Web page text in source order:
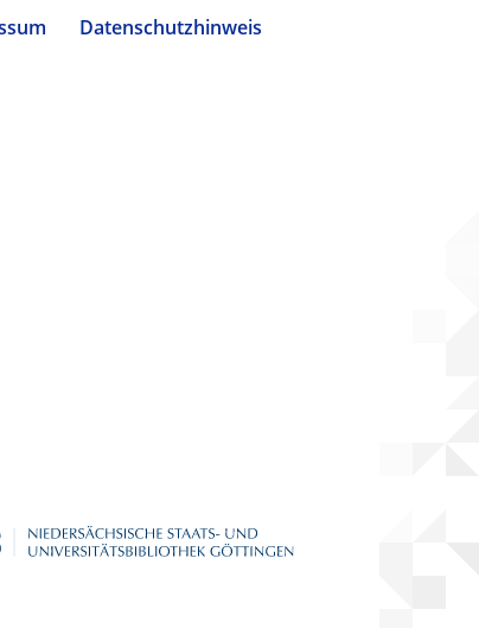
Datenschutzhinweis